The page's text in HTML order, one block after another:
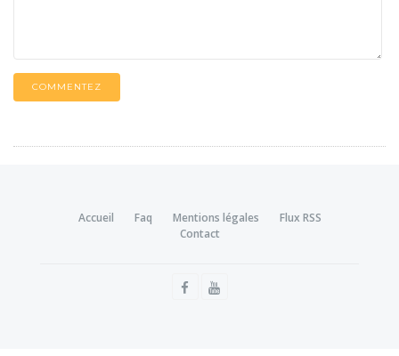
COMMENTEZ
Accueil Faq Mentions légales
Flux RSS
Contact